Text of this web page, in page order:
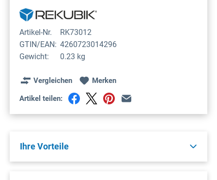
Artikel-Nr.
RK73012
GTIN/EAN: 4260723014296
Gewicht:
0.23 kg
Vergleichen Merken
Artikel teilen:
Ihre Vorteile